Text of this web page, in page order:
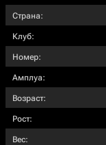
Страна:
Клуб:
Номер:
Амплуа:
Возраст:
Рост:
Вес: